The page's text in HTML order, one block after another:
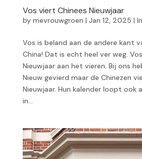
Vos viert Chinees Nieuwjaar
by mevrouwgroen | Jan 12, 2025 |
Vos is beland aan de andere kant
China! Dat is echt heel ver weg.
Nieuwjaar aan het vieren. Bij ons
Nieuw gevierd maar de Chinezen
Nieuwjaar. Hun kalender loopt ook
in...